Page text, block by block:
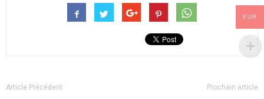
Article Précédent Prochain article
EUR